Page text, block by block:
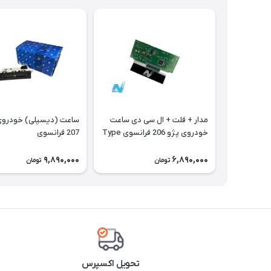
مدار + فلت + ال سی دی ساعت
خودروی پژو 206 فرانسوی Type
6,890,000 تومان
ساعت
207 فرانسوی
9,890,000 تومان
تحویل اکسپرس